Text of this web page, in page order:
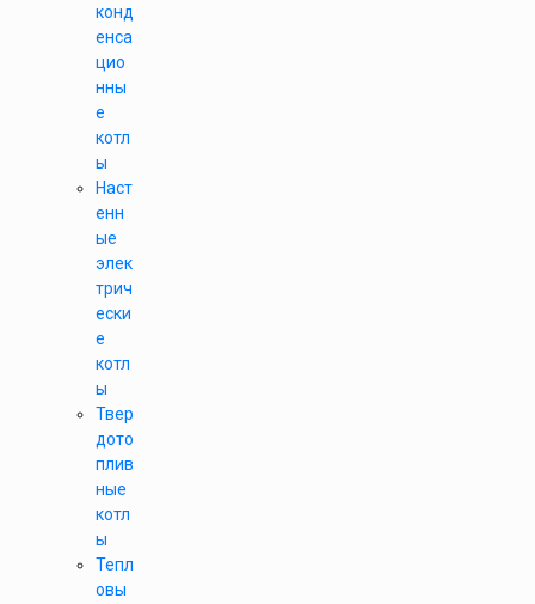
конд
енса
цио
нны
е
котл
ы
Наст
енн
ые
элек
трич
ески
е
котл
ы
Твер
дото
плив
ные
котл
ы
Тепл
овы